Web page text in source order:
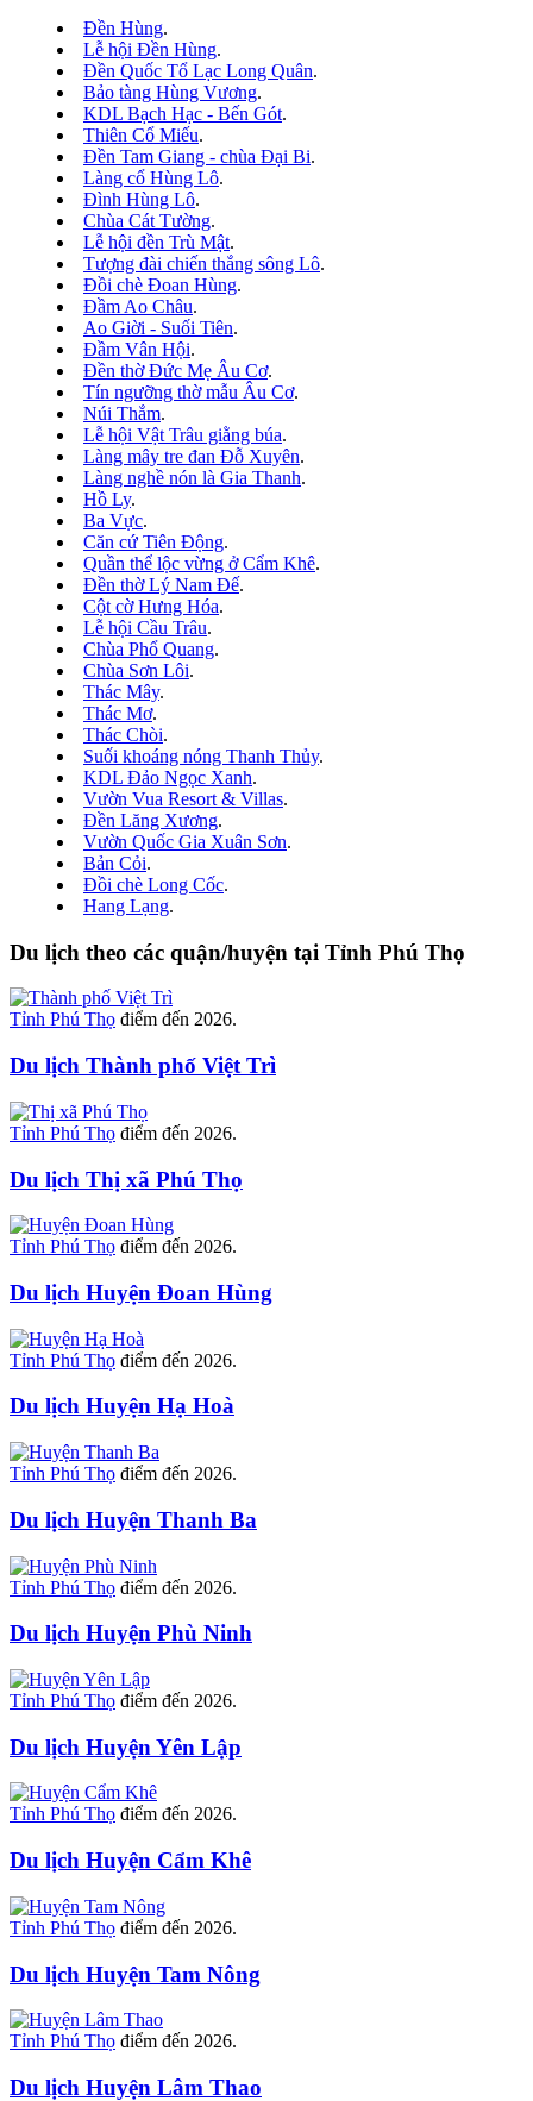
Đền Hùng.
Lễ hội Đền Hùng.
Đền Quốc Tổ Lạc Long Quân.
Bảo tàng Hùng Vương.
KDL Bạch Hạc - Bến Gót.
Thiên Cổ Miếu.
Đền Tam Giang - chùa Đại Bi.
Làng cổ Hùng Lô.
Đình Hùng Lô.
Chùa Cát Tường.
Lễ hội đền Trù Mật.
Tượng đài chiến thắng sông Lô.
Đồi chè Đoan Hùng.
Đầm Ao Châu.
Ao Giời - Suối Tiên.
Đầm Vân Hội.
Đền thờ Đức Mẹ Âu Cơ.
Tín ngưỡng thờ mẫu Âu Cơ.
Núi Thắm.
Lễ hội Vật Trâu giằng búa.
Làng mây tre đan Đỗ Xuyên.
Làng nghề nón là Gia Thanh.
Hồ Ly.
Ba Vực.
Căn cứ Tiên Động.
Quần thể lộc vừng ở Cẩm Khê.
Đền thờ Lý Nam Đế.
Cột cờ Hưng Hóa.
Lễ hội Cầu Trâu.
Chùa Phổ Quang.
Chùa Sơn Lôi.
Thác Mây.
Thác Mơ.
Thác Chòi.
Suối khoáng nóng Thanh Thủy.
KDL Đảo Ngọc Xanh.
Vườn Vua Resort & Villas.
Đền Lăng Xương.
Vườn Quốc Gia Xuân Sơn.
Bản Cỏi.
Đồi chè Long Cốc.
Hang Lạng.
Du lịch theo các quận/huyện tại Tỉnh Phú Thọ
Tỉnh Phú Thọ điểm đến 2026.
Du lịch Thành phố Việt Trì
Tỉnh Phú Thọ điểm đến 2026.
Du lịch Thị xã Phú Thọ
Tỉnh Phú Thọ điểm đến 2026.
Du lịch Huyện Đoan Hùng
Tỉnh Phú Thọ điểm đến 2026.
Du lịch Huyện Hạ Hoà
Tỉnh Phú Thọ điểm đến 2026.
Du lịch Huyện Thanh Ba
Tỉnh Phú Thọ điểm đến 2026.
Du lịch Huyện Phù Ninh
Tỉnh Phú Thọ điểm đến 2026.
Du lịch Huyện Yên Lập
Tỉnh Phú Thọ điểm đến 2026.
Du lịch Huyện Cẩm Khê
Tỉnh Phú Thọ điểm đến 2026.
Du lịch Huyện Tam Nông
Tỉnh Phú Thọ điểm đến 2026.
Du lịch Huyện Lâm Thao